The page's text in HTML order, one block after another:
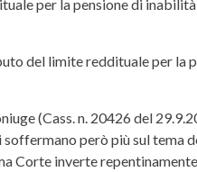
per la pensione di
del limite reddituale per la
(Cass. n. 20426 del
però più sul tema
Corte inverte